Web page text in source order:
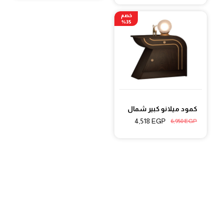
كمود ميلانو كبير شمال
6,950EGP
4,518 EGP
خصم
35%